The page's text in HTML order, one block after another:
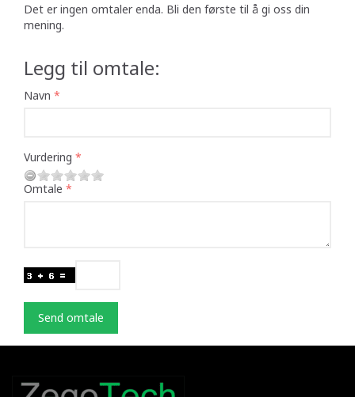
Det er ingen omtaler enda. Bli den første til å gi oss din
mening.
Legg til omtale:
Navn
Vurdering
Omtale
Send omtale